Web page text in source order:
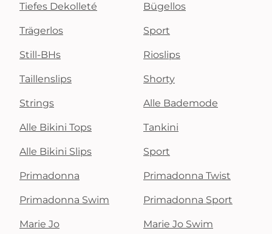
Tiefes Dekolleté Bügellos
Trägerlos Sport
Still-BHs Rioslips
Taillenslips Shorty
Strings Alle Bademode
Alle Bikini Tops Tankini
Alle Bikini Slips Sport
Primadonna Primadonna Twist
Primadonna Swim Primadonna Sport
Marie Jo Marie Jo Swim